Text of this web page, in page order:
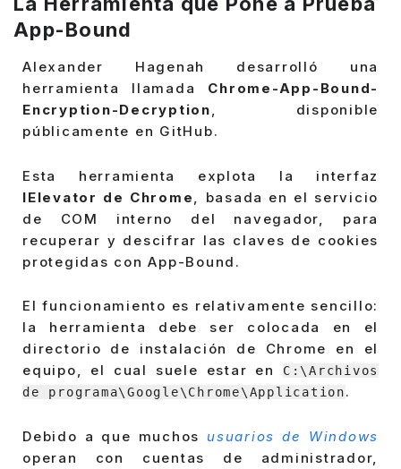
App-Bound
Alexander Hagenah desarrolló una
herramienta llamada Chrome-App-Bound-
Encryption-Decryption, disponible
públicamente en GitHub.
Esta herramienta explota la interfaz
IElevator de Chrome, basada en el servicio
de COM interno del navegador, para
recuperar y descifrar las claves de cookies
protegidas con App-Bound.
El funcionamiento es relativamente sencillo:
la herramienta debe ser colocada en el
directorio de instalación de Chrome en el
equipo, el cual suele estar en
C:\Archivos
de programa\Google\Chrome\Application.
Debido a que muchos usuarios de Windows
operan con cuentas de administrador,